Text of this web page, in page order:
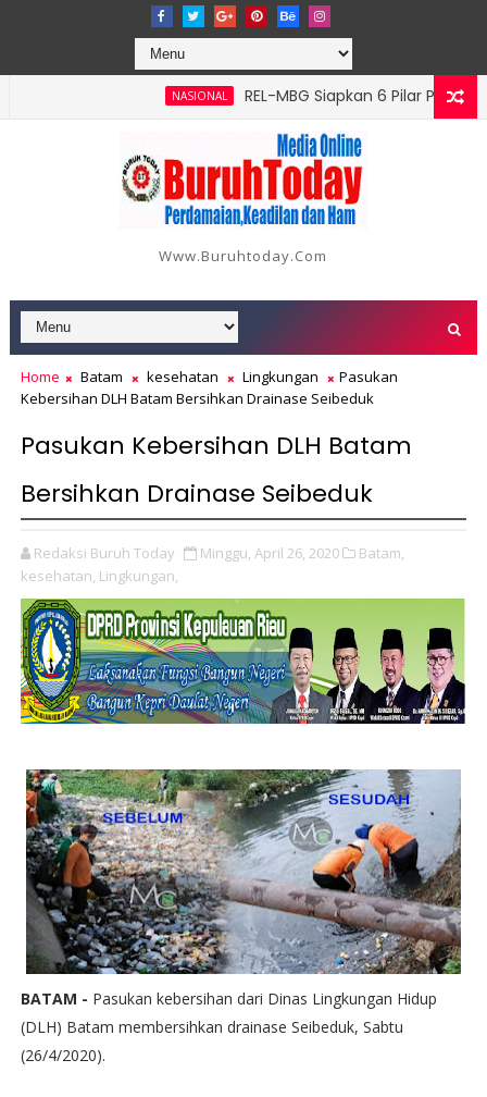
NASIONAL
‎REL-MBG Siapkan 6 Pilar Program
Serangan, Hutama Karya Uji Coba Contraflow di KM 55
Www.buruhtoday.com
Home Batam kesehatan Lingkungan
Pasukan
Kebersihan DLH Batam Bersihkan Drainase Seibeduk
Pasukan Kebersihan DLH Batam
Bersihkan Drainase Seibeduk
Redaksi Buruh Today Minggu, April 26, 2020
Batam,
kesehatan, Lingkungan,
BATAM - Pasukan kebersihan dari Dinas Lingkungan Hidup
(DLH) Batam membersihkan drainase Seibeduk, Sabtu
(26/4/2020).